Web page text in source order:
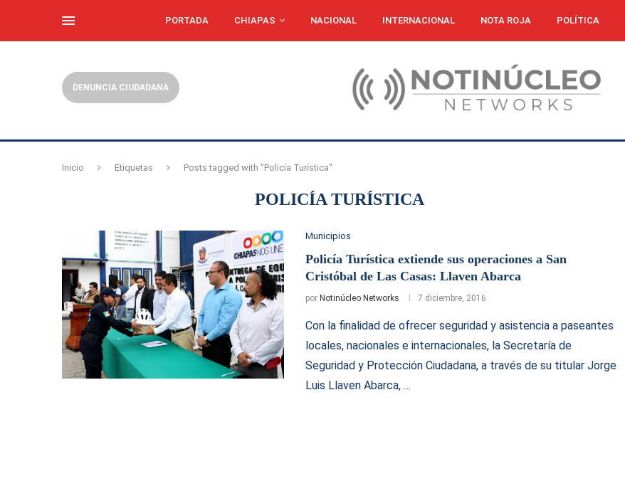
PORTADA CHIAPAS NACIONAL INTERNACIONAL NOTA ROJA POLÍTICA
DENUNCIA CIUDADANA
Inicio Etiquetas Posts tagged with "Policía Turística"
POLICÍA TURÍSTICA
Municipios
Policía Turística extiende sus operaciones a San
Cristóbal de Las Casas: Llaven Abarca
por Notinúcleo Networks 7 diciembre, 2016
Con la finalidad de ofrecer seguridad y asistencia a paseantes
locales, nacionales e internacionales, la Secretaría de
Seguridad y Protección Ciudadana, a través de su titular Jorge
Luis Llaven Abarca, …